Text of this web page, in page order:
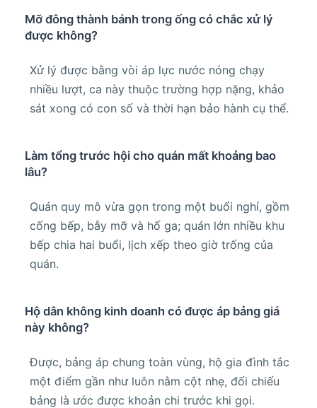
Mỡ đông thành bánh trong ống có chắc xử lý
được không?
Xử lý được bằng vòi áp lực nước nóng chạy
nhiều lượt, ca này thuộc trường hợp nặng, khảo
sát xong có con số và thời hạn bảo hành cụ thể.
Làm tổng trước hội cho quán mất khoảng bao
lâu?
Quán quy mô vừa gọn trong một buổi nghỉ, gồm
cống bếp, bẫy mỡ và hố ga; quán lớn nhiều khu
bếp chia hai buổi, lịch xếp theo giờ trống của
quán.
Hộ dân không kinh doanh có được áp bảng giá
này không?
Được, bảng áp chung toàn vùng, hộ gia đình tắc
một điểm gần như luôn nằm cột nhẹ, đối chiếu
bảng là ước được khoản chi trước khi gọi.